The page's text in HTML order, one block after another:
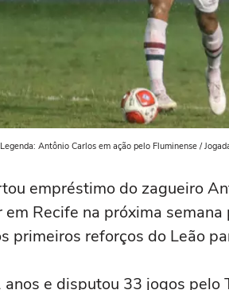
Antônio Carlos em ação pelo Fluminense /
empréstimo do zagueiro
Recife na próxima
primeiros reforços do Leão
e disputou 33 jogos pelo